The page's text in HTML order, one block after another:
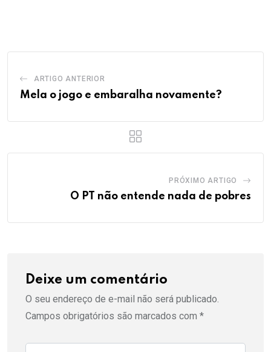
ARTIGO ANTERIOR
Mela o jogo e embaralha novamente?
PRÓXIMO ARTIGO
O PT não entende nada de pobres
Deixe um comentário
O seu endereço de e-mail não será publicado.
Campos obrigatórios são marcados com *